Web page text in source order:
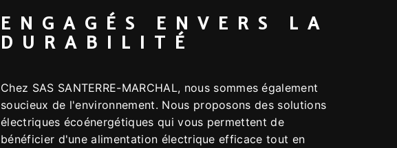
ENGAGÉS ENVERS LA
DURABILITÉ
Chez SAS SANTERRE-MARCHAL, nous sommes également
soucieux de l'environnement. Nous proposons des solutions
électriques écoénergétiques qui vous permettent de
bénéficier d'une alimentation électrique efficace tout en